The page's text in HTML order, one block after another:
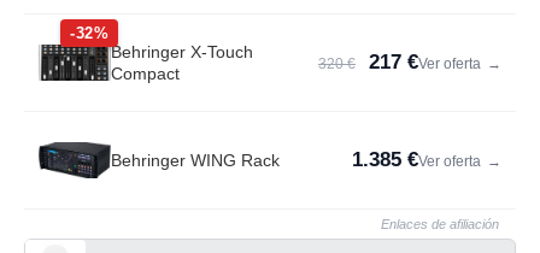
-32%
Behringer X-Touch
Compact
320 € 217 €Ver oferta →
Behringer WING Rack 1.385 €Ver oferta →
Enlaces de afiliación